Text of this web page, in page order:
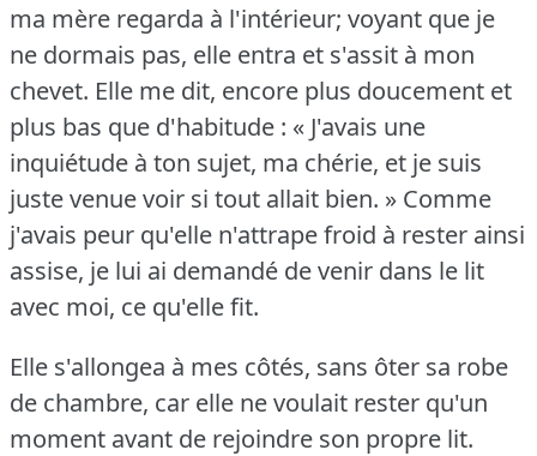
ma mère regarda à l'intérieur; voyant que je
ne dormais pas, elle entra et s'assit à mon
chevet. Elle me dit, encore plus doucement et
plus bas que d'habitude : « J'avais une
inquiétude à ton sujet, ma chérie, et je suis
juste venue voir si tout allait bien. » Comme
j'avais peur qu'elle n'attrape froid à rester ainsi
assise, je lui ai demandé de venir dans le lit
avec moi, ce qu'elle fit.
Elle s'allongea à mes côtés, sans ôter sa robe
de chambre, car elle ne voulait rester qu'un
moment avant de rejoindre son propre lit.